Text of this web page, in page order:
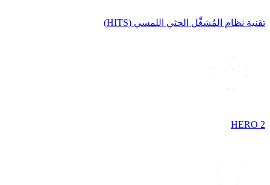
تقنية نظام المُشغِّل الحثي اللمسي (HITS)
HERO 2